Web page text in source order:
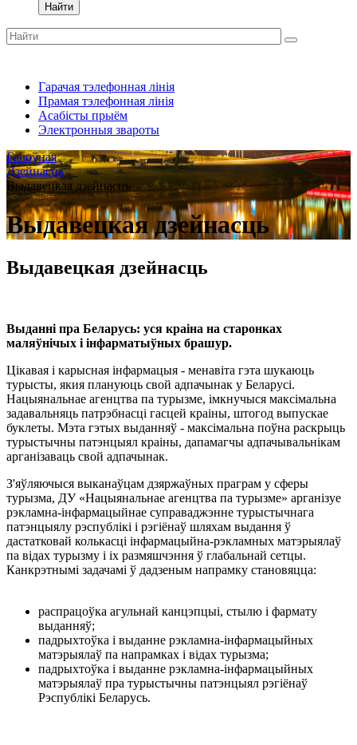
Найти
Гарачая тэлефонная лінія
Прамая тэлефонная лінія
Асабісты прыём
Электронныя звароты
Галоўная
Дзейнасць
Выдавецкая дзейнасць
Выдавецкая дзейнасць
Выдавецкая дзейнасць
Выданні пра Беларусь: уся краіна на старонках
маляўнічых і інфарматыўных брашур.
Цікавая і карысная інфармацыя - менавіта гэта шукаюць
турысты, якия плануюць свой адпачынак у Беларусі.
Нацыянальнае агенцтва па турызме, імкнучыся максімальна
задавальняць патрэбнасці гасцей краіны, штогод выпускае
буклеты. Мэта гэтых выданняў - максімальна поўна раскрыць
турыстычны патэнцыял краіны, дапамагчы адпачывальнікам
арганізаваць свой адпачынак.
З'яўляючыся выканаўцам дзяржаўных праграм у сферы
турызма, ДУ «Нацыянальнае агенцтва па турызме» арганізуе
рэкламна-інфармацыйнае суправаджэнне турыстычнага
патэнцыялу рэспублікі і рэгіёнаў шляхам выдання ў
дастатковай колькасці інфармацыйна-рэкламных матэрыялаў
па відах турызму і іх размяшчэння ў глабальнай сетцы.
Канкрэтнымі задачамі ў дадзеным напрамку становяцца:
распрацоўка агульнай канцэпцыі, стылю і фармату
выданняў;
падрыхтоўка і выданне рэкламна-інфармацыйных
матэрыялаў па напрамках і відах турызма;
падрыхтоўка і выданне рэкламна-інфармацыйных
матэрыялаў пра турыстычны патэнцыял рэгіёнаў
Рэспублікі Беларусь.